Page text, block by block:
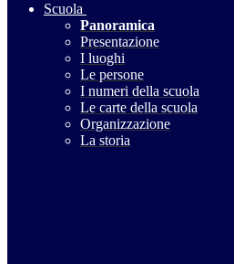
Scuola
Panoramica
Presentazione
I luoghi
Le persone
I numeri della scuola
Le carte della scuola
Organizzazione
La storia